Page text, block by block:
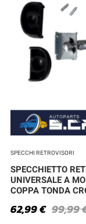
SPECCHI RETROVISORI
SPECCHIETTO
UNIVERSALE A
COPPA TONDA
99,99
62,99€